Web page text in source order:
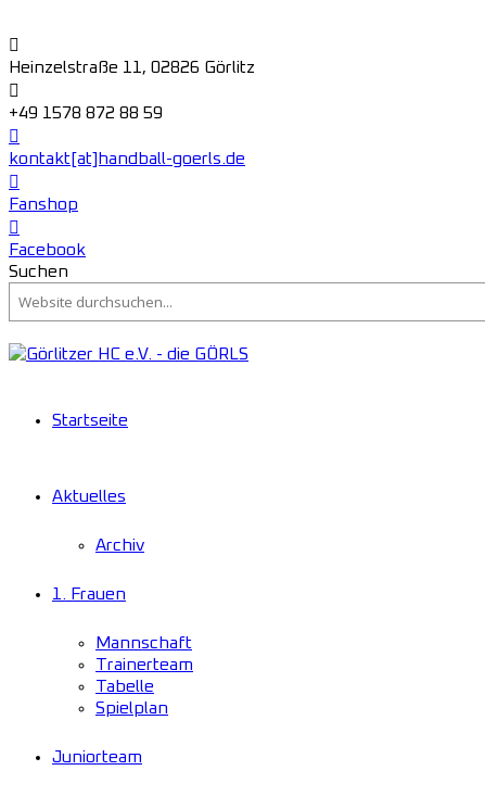
Heinzelstraße 11, 02826 Görlitz
+49 1578 872 88 59
kontakt[at]handball-goerls.de
Fanshop
Facebook
Suchen
Startseite
Aktuelles
Archiv
1. Frauen
Mannschaft
Trainerteam
Tabelle
Spielplan
Juniorteam